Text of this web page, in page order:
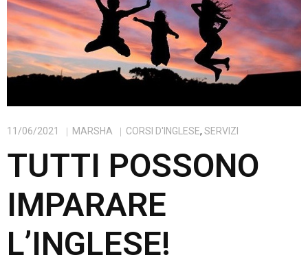
11/06/2021 MARSHA CORSI D'INGLESE, SERVIZI
TUTTI POSSONO
IMPARARE
L’INGLESE!